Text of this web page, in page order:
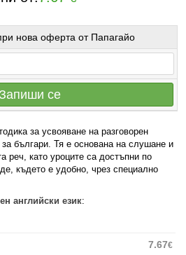
нова оферта от Папагайо
Запиши се
за усвояване на разговорен
българи. Тя е основана на слушане и
реч, като уроците са достъпни по
където е удобно, чрез специално
английски език:
7.67€